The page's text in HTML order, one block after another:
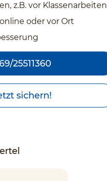
z.B. vor Klassenarbeiten
oder vor Ort
25511360
sichern!